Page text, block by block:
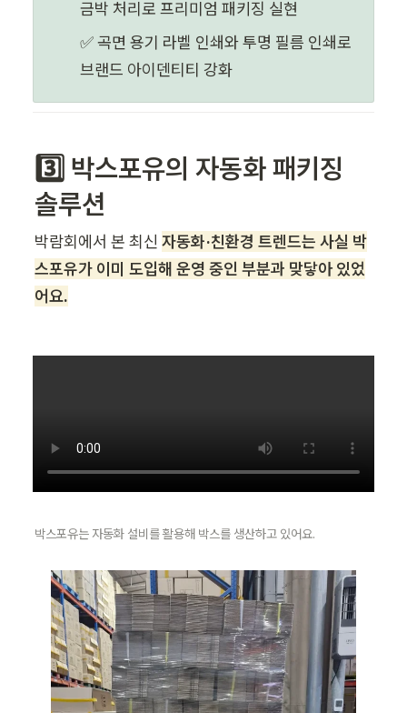
금박 처리로 프리미엄 패키징 실현
✅ 곡면 용기 라벨 인쇄와 투명 필름 인쇄로
브랜드 아이덴티티 강화
3️⃣ 박스포유의 자동화 패키징
솔루션
박람회에서 본 최신 자동화·친환경 트렌드는 사실 박
스포유가 이미 도입해 운영 중인 부분과 맞닿아 있었
어요.
박스포유는 자동화 설비를 활용해 박스를 생산하고 있어요.